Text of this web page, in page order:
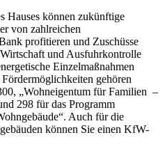
Hauses können zukünftige
von zahlreichen
profitieren und Zuschüsse
und Ausfuhrkontrolle
Einzelmaßnahmen
gehören
„Wohneigentum für Familien –
298 für das Programm
Auch für die
können Sie einen KfW-